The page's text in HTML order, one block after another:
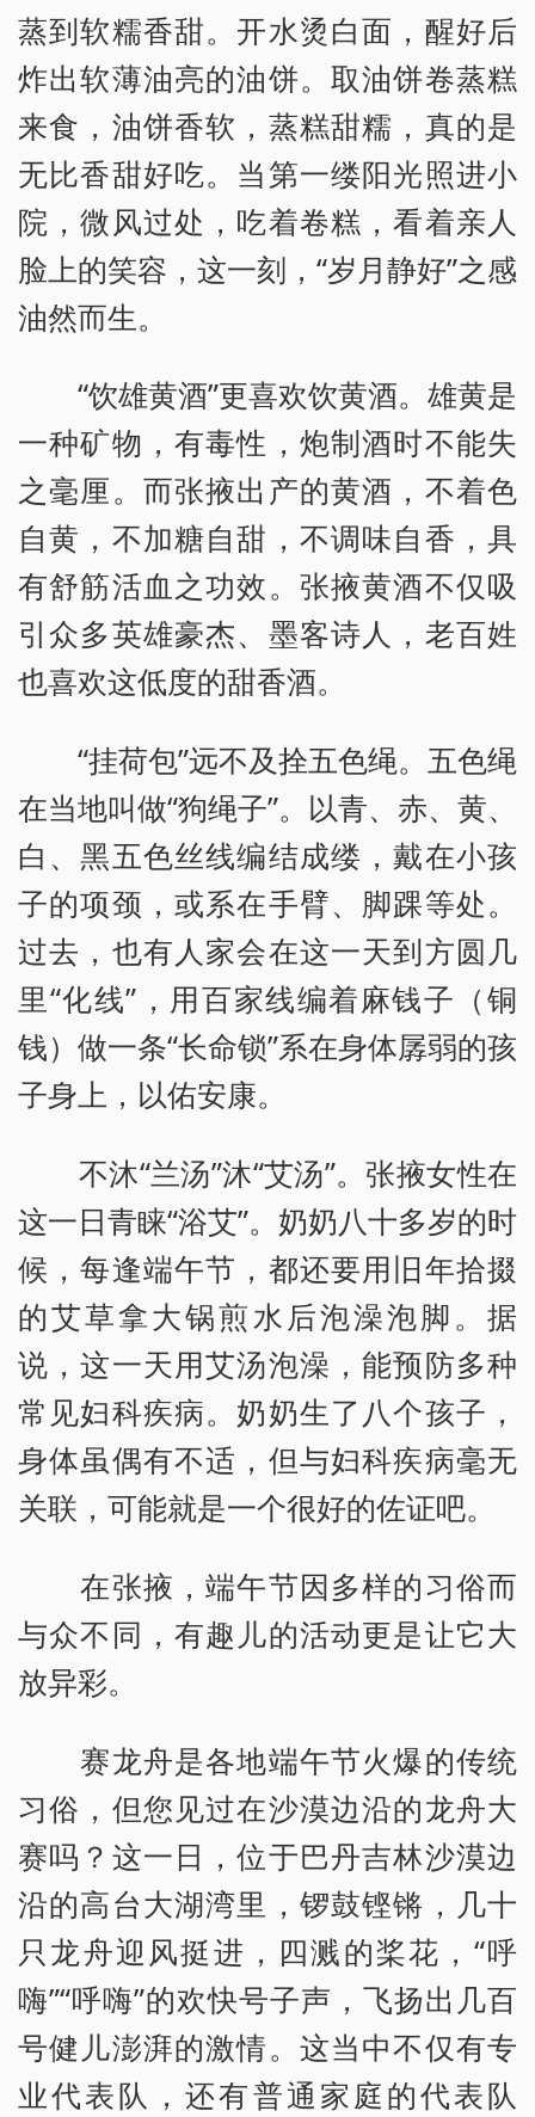
蒸到软糯香甜。开水烫白面，醒好后
炸出软薄油亮的油饼。取油饼卷蒸糕
来食，油饼香软，蒸糕甜糯，真的是
无比香甜好吃。当第一缕阳光照进小
院，微风过处，吃着卷糕，看着亲人
脸上的笑容，这一刻，“岁月静好”之感
油然而生。
“饮雄黄酒”更喜欢饮黄酒。雄黄是
一种矿物，有毒性，炮制酒时不能失
之毫厘。而张掖出产的黄酒，不着色
自黄，不加糖自甜，不调味自香，具
有舒筋活血之功效。张掖黄酒不仅吸
引众多英雄豪杰、墨客诗人，老百姓
也喜欢这低度的甜香酒。
“挂荷包”远不及拴五色绳。五色绳
在当地叫做“狗绳子”。以青、赤、黄、
白、黑五色丝线编结成缕，戴在小孩
子的项颈，或系在手臂、脚踝等处。
过去，也有人家会在这一天到方圆几
里“化线”，用百家线编着麻钱子（铜
钱）做一条“长命锁”系在身体孱弱的孩
子身上，以佑安康。
不沐“兰汤”沐“艾汤”。张掖女性在
这一日青睐“浴艾”。奶奶八十多岁的时
候，每逢端午节，都还要用旧年拾掇
的艾草拿大锅煎水后泡澡泡脚。据
说，这一天用艾汤泡澡，能预防多种
常见妇科疾病。奶奶生了八个孩子，
身体虽偶有不适，但与妇科疾病毫无
关联，可能就是一个很好的佐证吧。
在张掖，端午节因多样的习俗而
与众不同，有趣儿的活动更是让它大
放异彩。
赛龙舟是各地端午节火爆的传统
习俗，但您见过在沙漠边沿的龙舟大
赛吗？这一日，位于巴丹吉林沙漠边
沿的高台大湖湾里，锣鼓铿锵，几十
只龙舟迎风挺进，四溅的桨花，“呼
嗨”“呼嗨”的欢快号子声，飞扬出几百
号健儿澎湃的激情。这当中不仅有专
业代表队，还有普通家庭的代表队